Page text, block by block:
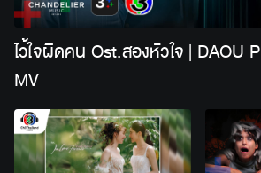
ไว้ใจผิดคน Ost.สองหัวใจ | DAOU
MV